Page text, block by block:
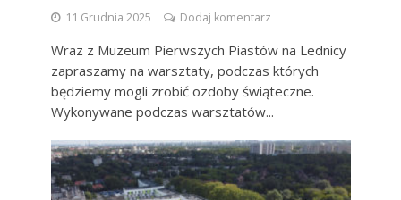
11 Grudnia 2025 Dodaj komentarz
Wraz z Muzeum Pierwszych Piastów na Lednicy
zapraszamy na warsztaty, podczas których
będziemy mogli zrobić ozdoby świąteczne.
Wykonywane podczas warsztatów...